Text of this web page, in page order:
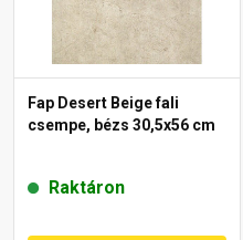
Fap Desert Beige fali
csempe, bézs 30,5x56 cm
Raktáron